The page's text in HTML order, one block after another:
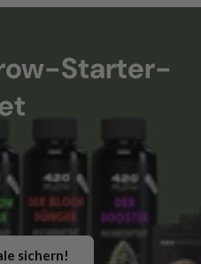
Starter-
sichern!